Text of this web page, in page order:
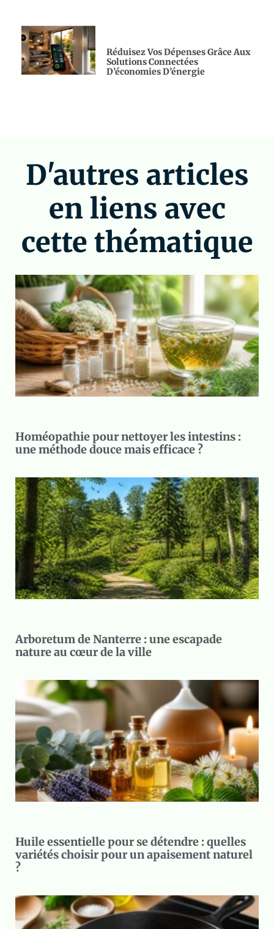
Réduisez Vos Dépenses Grâce Aux
Solutions Connectées
D’économies D’énergie
D'autres articles
en liens avec
cette thématique
Homéopathie pour nettoyer les intestins :
une méthode douce mais efficace ?
Arboretum de Nanterre : une escapade
nature au cœur de la ville
Huile essentielle pour se détendre : quelles
variétés choisir pour un apaisement naturel
?